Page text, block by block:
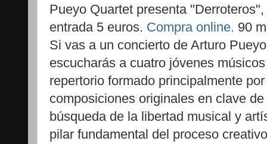
Pueyo Quartet presenta
entrada 5 euros. Compra online. 90
Si vas a un concierto de Arturo
escucharás a cuatro jóvenes
repertorio formado principalmente por
composiciones originales en clave
búsqueda de la libertad musical y
pilar fundamental del proceso